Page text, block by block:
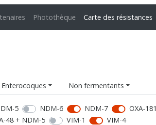
Photothèque Carte des résistances
Enterocoques Non fermentants
5 NDM-6 NDM-7 OXA-181
48 + NDM-5 VIM-1 VIM-4